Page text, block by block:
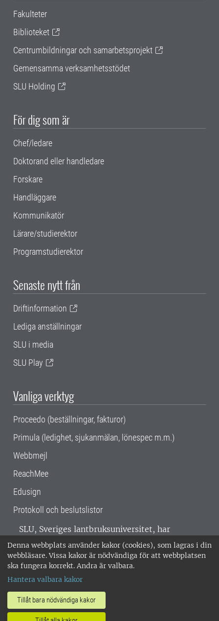
Denna webbplats använder kakor (cookies), som lagras i din
webbläsare. Vissa kakor är nödvändiga för att webbplatsen
ska fungera korrekt. Andra är valbara.
Hantera valbara kakor
Tillåt bara nödvändiga kakor
Fakulteter
Biblioteket
Centrumbildningar och samarbetsprojekt
Gemensamma verksamhetsstödet
SLU Holding
För dig som är
Chef/ledare
Doktorand eller handledare
Forskare
Handläggare
Kommunikatör
Lärare/studierektor
Programstudierektor
Senaste nytt från
Driftinformation
Lediga anställningar
SLU i media
SLU Play
Vanliga verktyg
Proceedo (beställningar, fakturor)
Primula (ledighet, sjukanmälan, lönespec m.m.)
Webbmejl
ReachMee
Edusign
Protokoll och beslutslistor
SLU, Sveriges lantbruksuniversitet, har
verksamhet över hela Sverige. Huvudorter är
Alnarp, Uppsala och Umeå.SLU är
miljöcertifierat enligt ISO 14001. •
018-67 10 00 • Org nr: 202100-2817 •
Om SLU:s webbplatser
•Hantera kakor•Behandling av